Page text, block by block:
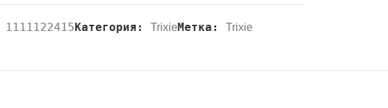
1111122415Категория: TrixieМетка: Trixie